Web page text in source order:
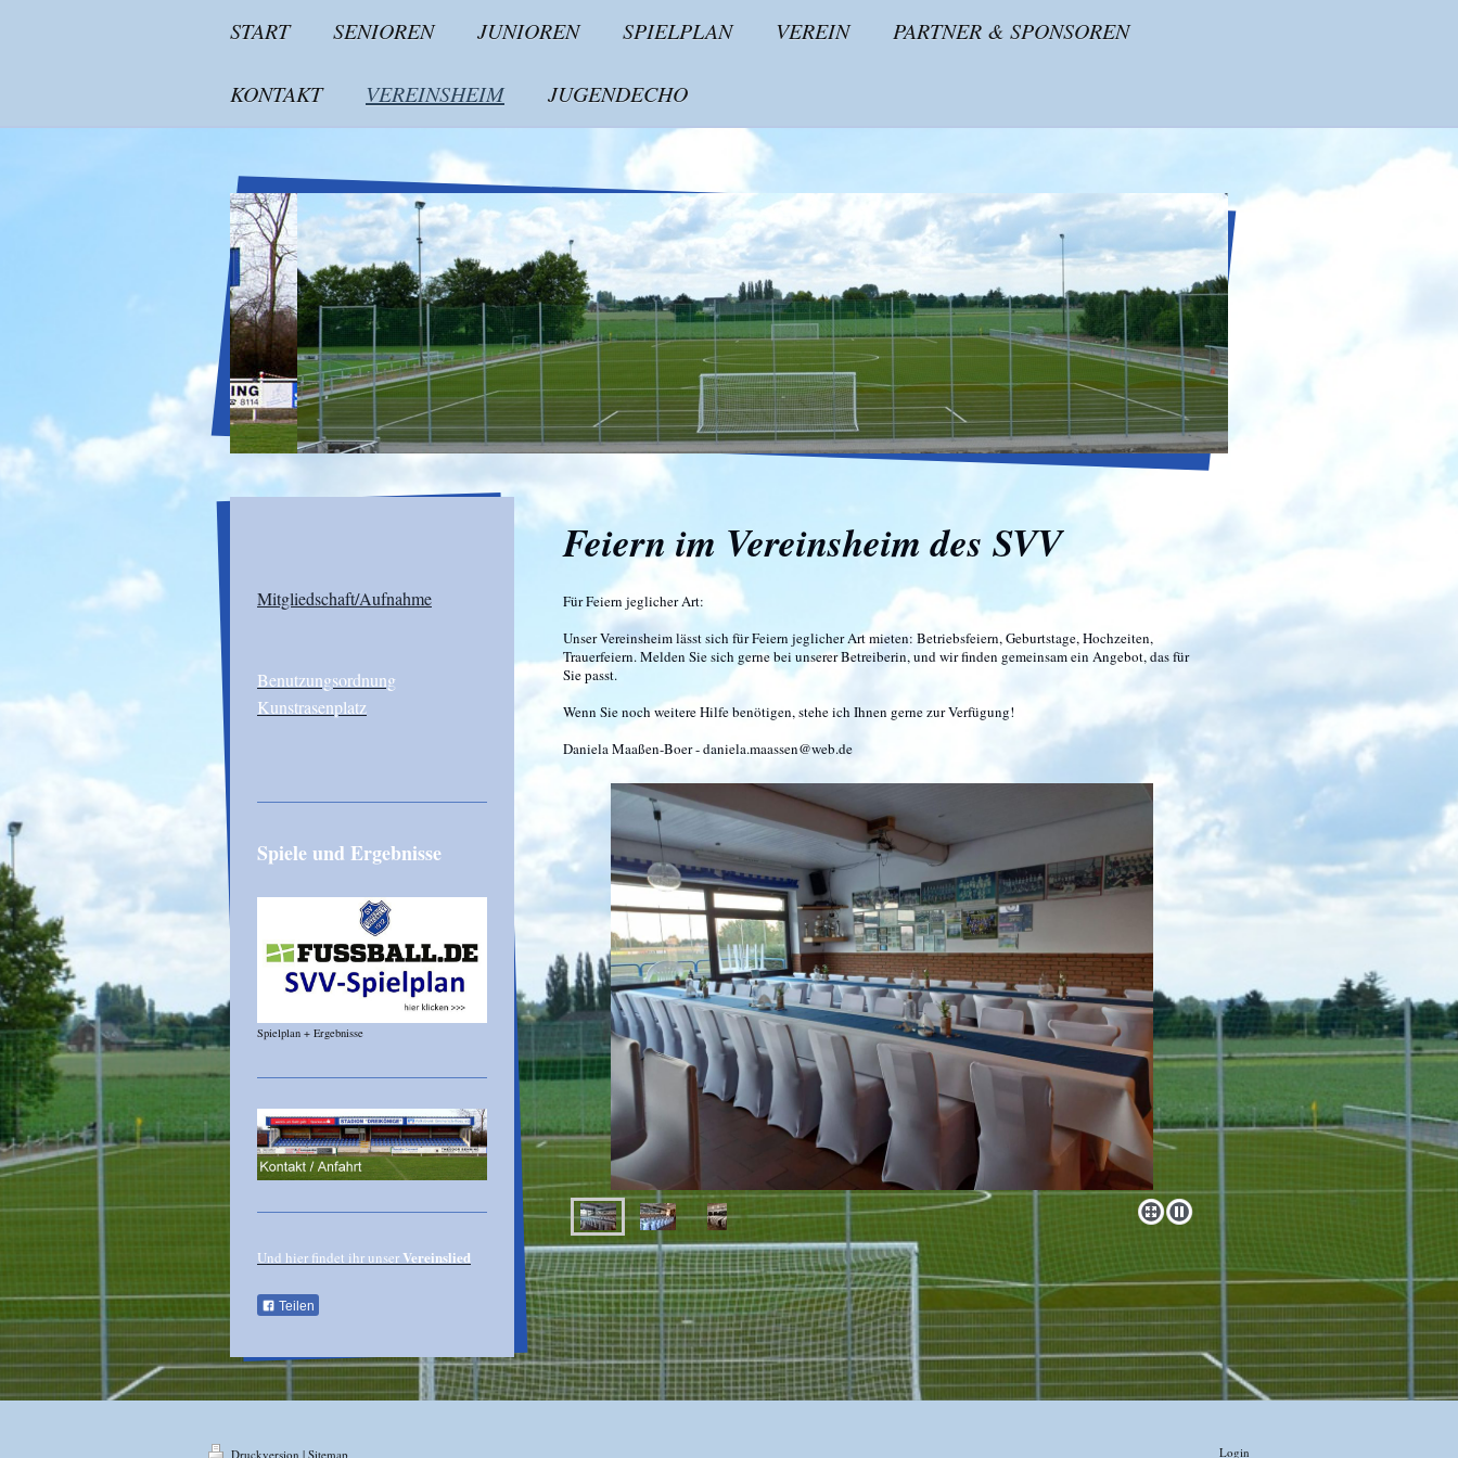
START SENIOREN JUNIOREN SPIELPLAN VEREIN PARTNER & SPONSOREN
KONTAKT VEREINSHEIM JUGENDECHO
Feiern im Vereinsheim des SVV
Für Feiern jeglicher Art:
Unser Vereinsheim lässt sich für Feiern jeglicher Art mieten: Betriebsfeiern, Geburtstage, Hochzeiten,
Trauerfeiern. Melden Sie sich gerne bei unserer Betreiberin, und wir finden gemeinsam ein Angebot, das für
Sie passt.
Wenn Sie noch weitere Hilfe benötigen, stehe ich Ihnen gerne zur Verfügung!
Daniela Maaßen-Boer - daniela.maassen@web.de
Mitgliedschaft/Aufnahme
Benutzungsordnung
Kunstrasenplatz
Spiele und Ergebnisse
Spielplan + Ergebnisse
Und hier findet ihr unserVereinslied
Teilen
Druckversion | Sitemap Login